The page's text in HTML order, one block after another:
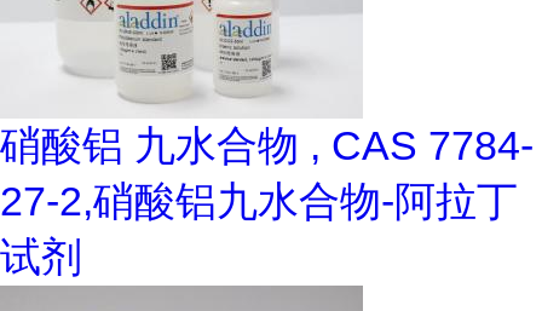
硝酸铝 九水合物 , CAS 7784-
27-2,硝酸铝九水合物-阿拉丁
试剂